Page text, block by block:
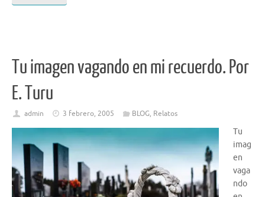
Tu imagen vagando en mi recuerdo. Por
E. Turu
admin 3 febrero, 2005 BLOG, Relatos
Tu
imag
en
vaga
ndo